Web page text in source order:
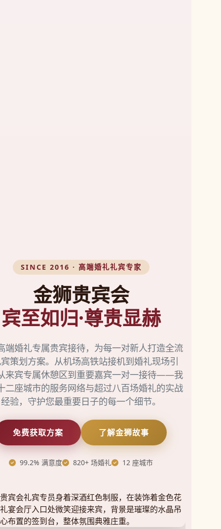
SINCE 2016 · 高端婚礼礼宾专家
金狮贵宾会
宾至如归·尊贵显赫
端婚礼专属贵宾接待，为每一对新人打造全流
策划方案。从机场高铁站接机到婚礼现场引
来宾专属休憩区到重要嘉宾一对一接待——我
二座城市的服务网络与超过八百场婚礼的实战
经验，守护您最重要日子的每一个细节。
免费获取方案 了解金狮故事
99.2% 满意度 820+ 场婚礼 12 座城市